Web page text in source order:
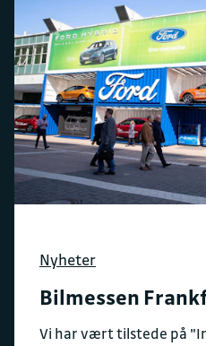
Nyheter
Bilmessen
Vi har vært tilstede på